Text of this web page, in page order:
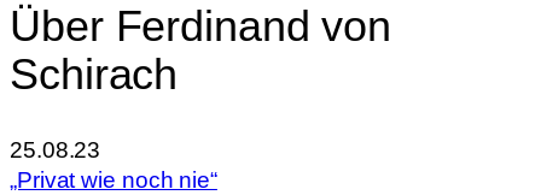
Über Ferdinand von
Schirach
25.08.23
„Privat wie noch nie“